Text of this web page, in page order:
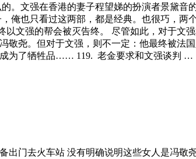
。文强在香港的妻子程望娣的扮演者景黛
俺也只看过这两部，都是经典。也很巧，
文强的帮会被灭告终。 尽管如此，对于文
尧。但对于文强，则不一定：他最终被法
成为了牺牲品…… 119. 老金要求和文强谈判 …
门去火车站 没有明确说明这些女人是冯敬